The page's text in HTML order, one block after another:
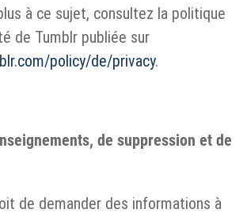
à ce sujet, consultez la politique
de Tumblr publiée sur
policy/de/privacy.
de suppression et de
de demander des informations à